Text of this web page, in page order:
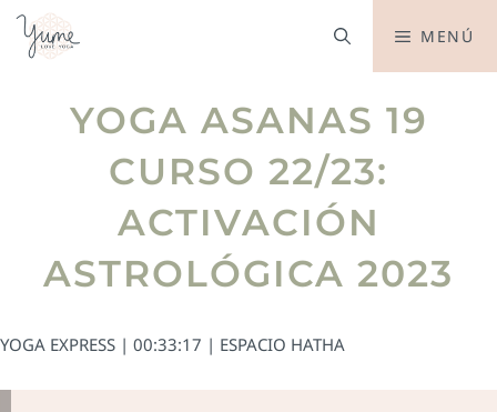
MENÚ
YOGA ASANAS 19
CURSO 22/23:
ACTIVACIÓN
ASTROLÓGICA 2023
YOGA EXPRESS | 00:33:17 | ESPACIO HATHA